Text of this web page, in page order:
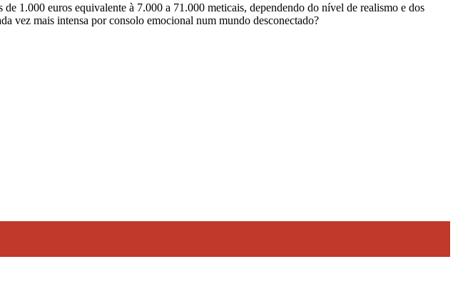
1.000 euros equivalente à 7.000 a 71.000 meticais, dependendo do nível de realismo e dos
vez mais intensa por consolo emocional num mundo desconectado?